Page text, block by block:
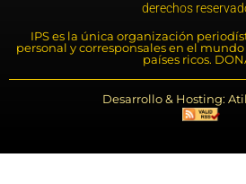
derechos
IPS es la única organización
personal y corresponsales en el
países ricos.
Desarrollo & Hosting: